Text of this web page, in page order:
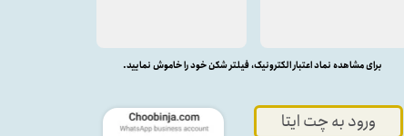
ورود به چت ایتا
برای مشاهده نماد اعتبار الکترونیک، فیلتر شکن خود را خاموش نمایید.